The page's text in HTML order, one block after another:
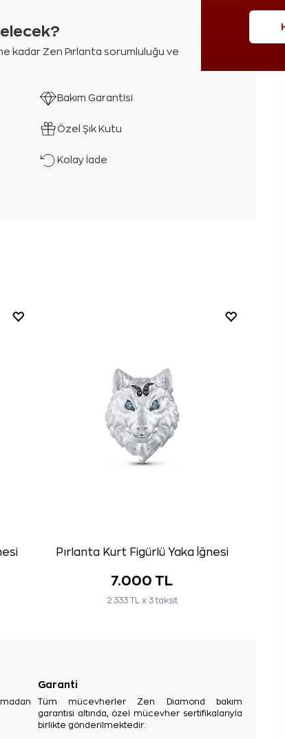
kadar Zen Pırlanta sorumluluğu ve
Bakım Garantisi
Özel Şık Kutu
Kolay İade
Pırlanta Kurt Figürlü Yaka İğnesi
7.000 TL
2.333 TL x 3 taksit
Garanti
Tüm mücevherler Zen Diamond bakım
garantisi altında, özel mücevher sertifikalarıyla
birlikte gönderilmektedir.